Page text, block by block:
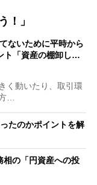
！」
ないために平時から
ト「資産の棚卸し…
く動いたり、取引環
…
たのかポイントを解
相の「円資産への投